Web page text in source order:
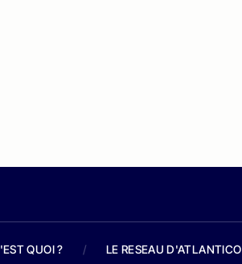
QUOI ? / LE RESEAU D'ATLANTICO